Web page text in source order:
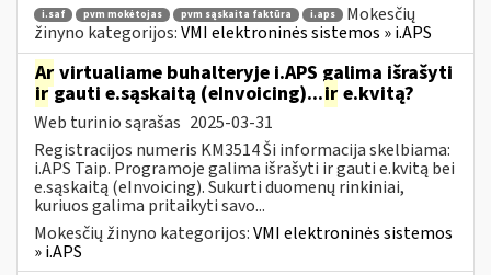
i.saf pvm mokėtojas pvm sąskaita faktūra i.aps
Mokesčių
žinyno kategorijos:VMI elektroninės sistemos » i.APS
Ar virtualiame buhalteryje i.APS galima išrašyti
irgauti e.sąskaitą (eInvoicing)...ir e.kvitą?
Web turinio sąrašas 2025-03-31
Registracijos numeris KM3514 Ši informacija skelbiama:
i.APS Taip. Programoje galima išrašyti ir gauti e.kvitą bei
e.sąskaitą (eInvoicing). Sukurti duomenų rinkiniai,
kuriuos galima pritaikyti savo...
Mokesčių žinyno kategorijos:VMI elektroninės sistemos
» i.APS